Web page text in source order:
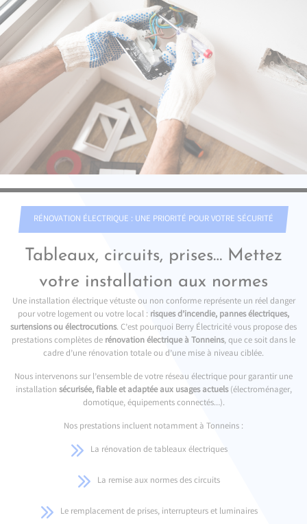
RÉNOVATION ÉLECTRIQUE : UNE PRIORITÉ POUR VOTRE SÉCURITÉ
Tableaux, circuits, prises… Mettez
votre installation aux normes
Une installation électrique vétuste ou non conforme représente un réel danger
pour votre logement ou votre local : risques d’incendie, pannes électriques,
surtensions ou électrocutions. C’est pourquoi Berry Électricité vous propose des
prestations complètes de rénovation électrique à Tonneins, que ce soit dans le
cadre d’une rénovation totale ou d’une mise à niveau ciblée.
Nous intervenons sur l’ensemble de votre réseau électrique pour garantir une
installation sécurisée, fiable et adaptée aux usages actuels(électroménager,
domotique, équipements connectés…).
Nos prestations incluent notamment à Tonneins :
La rénovation de tableaux électriques
La remise aux normes des circuits
Le remplacement de prises, interrupteurs et luminaires